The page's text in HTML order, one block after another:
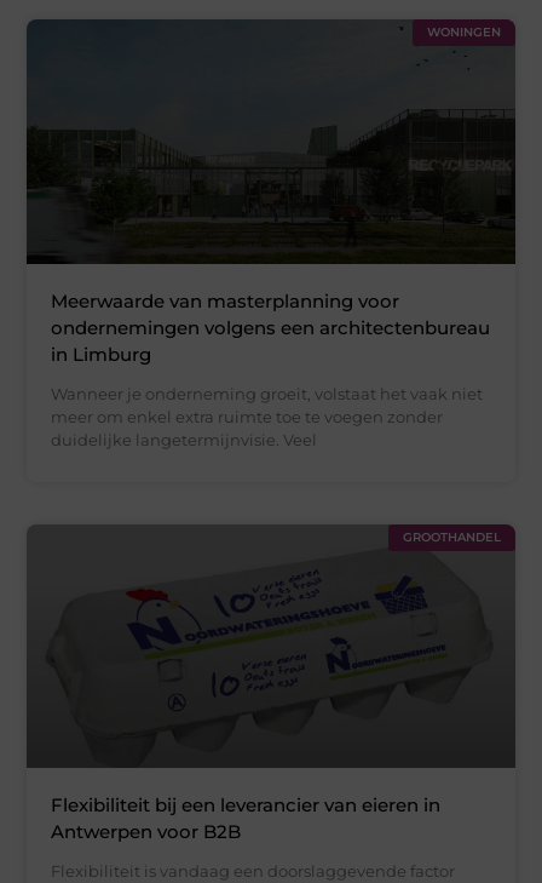
WONINGEN
Meerwaarde van masterplanning voor
ondernemingen volgens een architectenbureau
in Limburg
Wanneer je onderneming groeit, volstaat het vaak niet
meer om enkel extra ruimte toe te voegen zonder
duidelijke langetermijnvisie. Veel
GROOTHANDEL
Flexibiliteit bij een leverancier van eieren in
Antwerpen voor B2B
Flexibiliteit is vandaag een doorslaggevende factor